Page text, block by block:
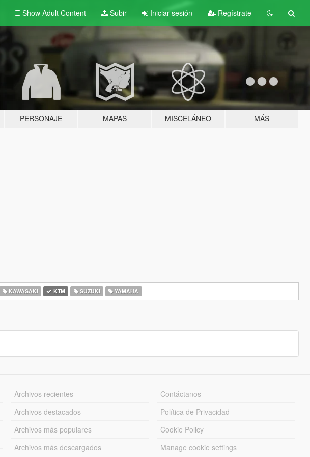
Show Adult Content Subir Iniciar sesión Regístrate
PERSONAJE MAPAS MISCELÁNEO MÁS
KAWASAKI KTM SUZUKI YAMAHA
Archivos recientes
Archivos destacados
Archivos más populares
Archivos más descargados
Contáctanos
Política de Privacidad
Cookie Policy
Manage cookie settings